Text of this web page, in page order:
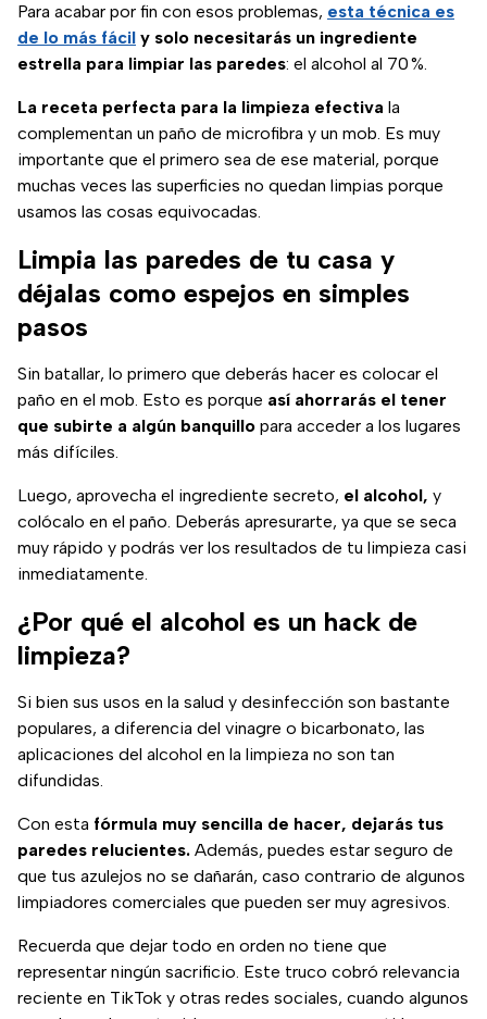
Para acabar por fin con esos problemas, esta técnica es
de lo más fácil y solo necesitarás un ingrediente
estrella para limpiar las paredes: el alcohol al 70 %.
La receta perfecta para la limpieza efectiva la
complementan un paño de microfibra y un mob. Es muy
importante que el primero sea de ese material, porque
muchas veces las superficies no quedan limpias porque
usamos las cosas equivocadas.
Limpia las paredes de tu casa y
déjalas como espejos en simples
pasos
Sin batallar, lo primero que deberás hacer es colocar el
paño en el mob. Esto es porque así ahorrarás el tener
que subirte a algún banquillo para acceder a los lugares
más difíciles.
Luego, aprovecha el ingrediente secreto, el alcohol, y
colócalo en el paño. Deberás apresurarte, ya que se seca
muy rápido y podrás ver los resultados de tu limpieza casi
inmediatamente.
¿Por qué el alcohol es un hack de
limpieza?
Si bien sus usos en la salud y desinfección son bastante
populares, a diferencia del vinagre o bicarbonato, las
aplicaciones del alcohol en la limpieza no son tan
difundidas.
Con esta fórmula muy sencilla de hacer, dejarás tus
paredes relucientes. Además, puedes estar seguro de
que tus azulejos no se dañarán, caso contrario de algunos
limpiadores comerciales que pueden ser muy agresivos.
Recuerda que dejar todo en orden no tiene que
representar ningún sacrificio. Este truco cobró relevancia
reciente en TikTok y otras redes sociales, cuando algunos